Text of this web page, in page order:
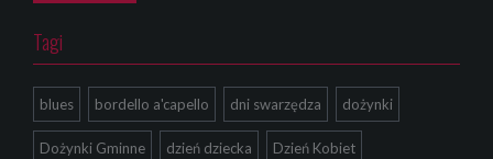
Tagi
blues bordello a'capello dni swarzędza dożynki
Dożynki Gminne dzień dziecka Dzień Kobiet